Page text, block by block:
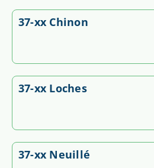
37-xx Chinon
37-xx Loches
37-xx Neuillé